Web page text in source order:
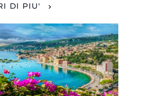
DI PIU'